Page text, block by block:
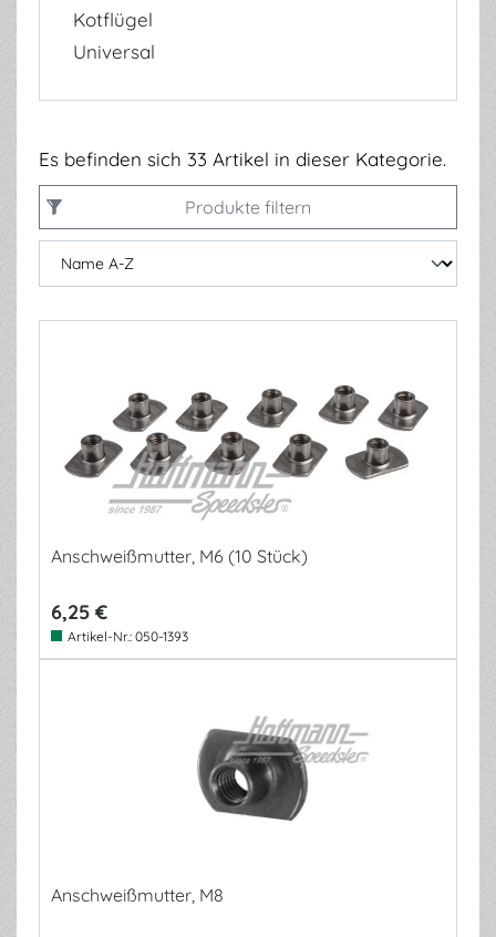
Kotflügel
Universal
Es befinden sich 33 Artikel in dieser Kategorie.
Produkte filtern
Anschweißmutter, M6 (10 Stück)
6,25 €
Artikel-Nr.: 050-1393
Anschweißmutter, M8